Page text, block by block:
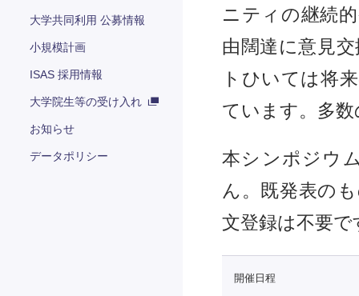
ニティの継続
由闊達に意見
トひいては将
ています。多
本シンポジウ
ん。既発表の
文登録は不要で
開催日程
大学共同利用 公募情報
小規模計画
ISAS 採用情報
大学院生等の受け入れ
お知らせ
データポリシー